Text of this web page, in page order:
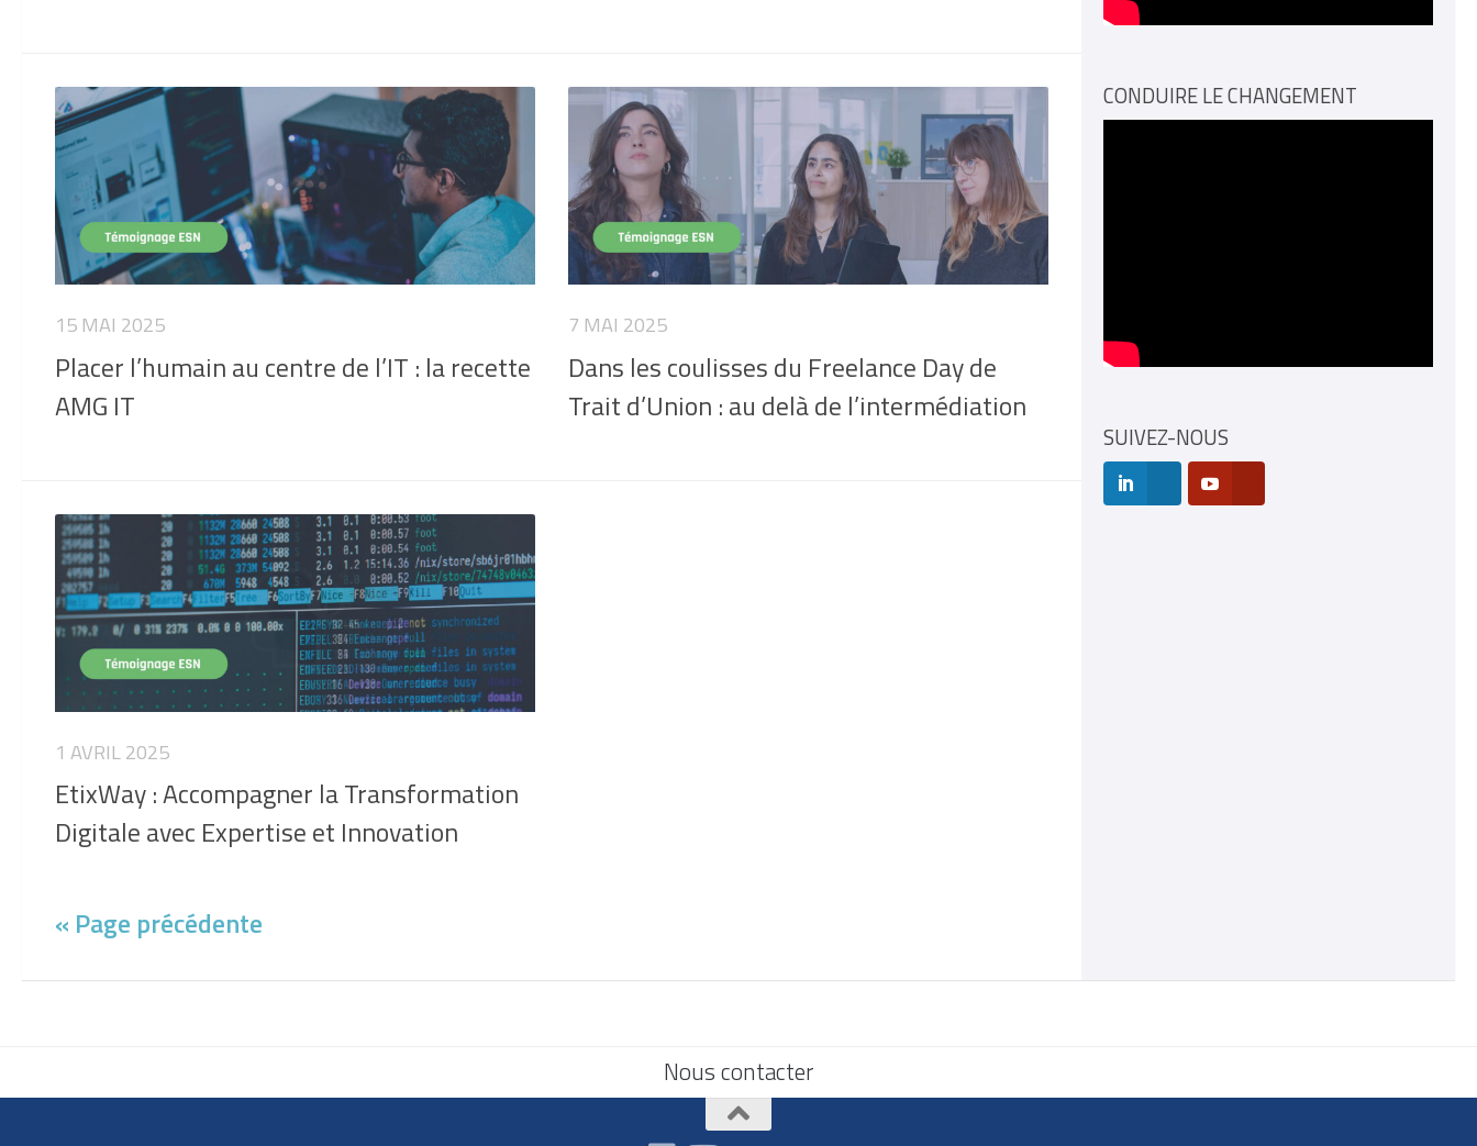
15 MAI 2025
Placer l’humain au centre de l’IT : la recette
AMG IT
7 MAI 2025
Dans les coulisses du Freelance Day de
Trait d’Union : au delà de l’intermédiation
1 AVRIL 2025
EtixWay : Accompagner la Transformation
Digitale avec Expertise et Innovation
« Page précédente
CONDUIRE LE CHANGEMENT
SUIVEZ-NOUS
Nous contacter